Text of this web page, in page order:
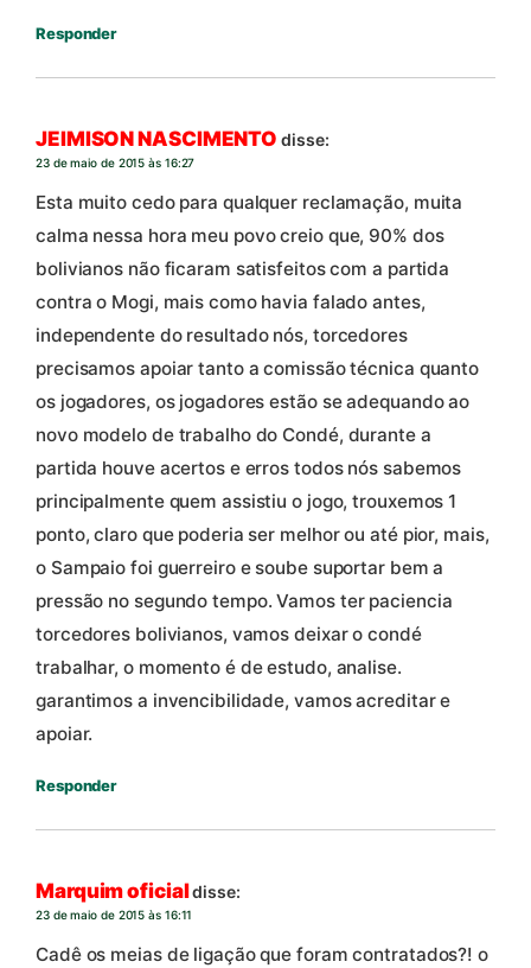
Responder
JEIMISON NASCIMENTO disse:
23 de maio de 2015 às 16:27
Esta muito cedo para qualquer reclamação, muita
calma nessa hora meu povo creio que, 90% dos
bolivianos não ficaram satisfeitos com a partida
contra o Mogi, mais como havia falado antes,
independente do resultado nós, torcedores
precisamos apoiar tanto a comissão técnica quanto
os jogadores, os jogadores estão se adequando ao
novo modelo de trabalho do Condé, durante a
partida houve acertos e erros todos nós sabemos
principalmente quem assistiu o jogo, trouxemos 1
ponto, claro que poderia ser melhor ou até pior, mais,
o Sampaio foi guerreiro e soube suportar bem a
pressão no segundo tempo. Vamos ter paciencia
torcedores bolivianos, vamos deixar o condé
trabalhar, o momento é de estudo, analise.
garantimos a invencibilidade, vamos acreditar e
apoiar.
Responder
Marquim oficialdisse:
23 de maio de 2015 às 16:11
Cadê os meias de ligação que foram contratados?! o